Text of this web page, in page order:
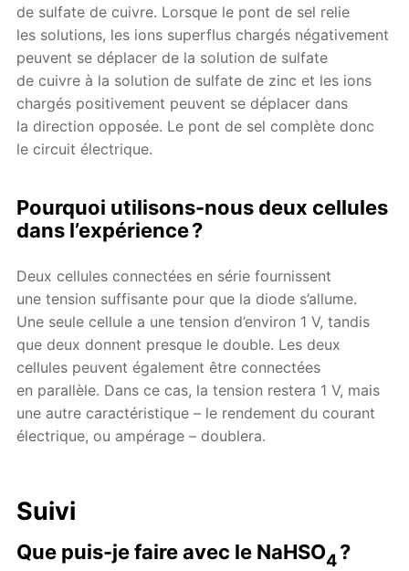
de sulfate de cuivre. Lorsque le pont de sel relie
les solutions, les ions superflus chargés négativement
peuvent se déplacer de la solution de sulfate
de cuivre à la solution de sulfate de zinc et les ions
chargés positivement peuvent se déplacer dans
la direction opposée. Le pont de sel complète donc
le circuit électrique.
Pourquoi utilisons-nous deux cellules
dans l’expérience ?
Deux cellules connectées en série fournissent
une tension suffisante pour que la diode s’allume.
Une seule cellule a une tension d’environ 1 V, tandis
que deux donnent presque le double. Les deux
cellules peuvent également être connectées
en parallèle. Dans ce cas, la tension restera 1 V, mais
une autre caractéristique – le rendement du courant
électrique, ou ampérage – doublera.
Suivi
Que puis-je faire avec le NaHSO4?